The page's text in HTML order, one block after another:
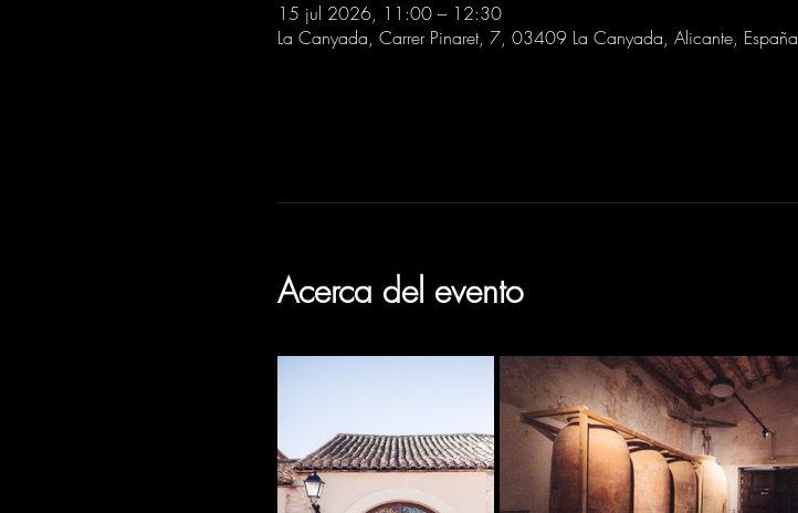
15 jul 2026, 11:00 – 12:30
La Canyada, Carrer Pinaret, 7, 03409 La Canyada, Alicante, España
Acerca del evento